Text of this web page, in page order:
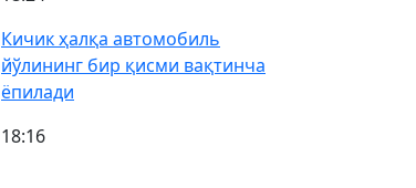
Кичик ҳалқа автомобиль
йўлининг бир қисми вақтинча
ёпилади
18:16